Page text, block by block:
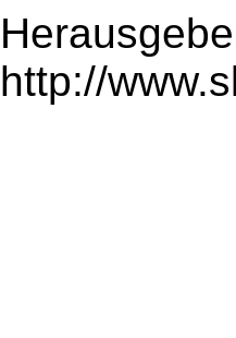
http://